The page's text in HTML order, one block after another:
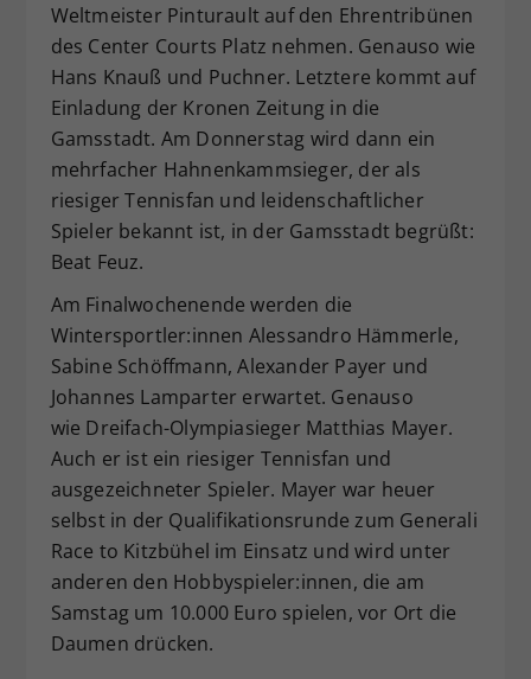
Weltmeister Pinturault auf den Ehrentribünen
des Center Courts Platz nehmen. Genauso wie
Hans Knauß und Puchner. Letztere kommt auf
Einladung der Kronen Zeitung in die
Gamsstadt. Am Donnerstag wird dann ein
mehrfacher Hahnenkammsieger, der als
riesiger Tennisfan und leidenschaftlicher
Spieler bekannt ist, in der Gamsstadt begrüßt:
Beat Feuz.
Am Finalwochenende werden die
Wintersportler:innen Alessandro Hämmerle,
Sabine Schöffmann, Alexander Payer und
Johannes Lamparter erwartet. Genauso
wie Dreifach-Olympiasieger Matthias Mayer.
Auch er ist ein riesiger Tennisfan und
ausgezeichneter Spieler. Mayer war heuer
selbst in der Qualifikationsrunde zum Generali
Race to Kitzbühel im Einsatz und wird unter
anderen den Hobbyspieler:innen, die am
Samstag um 10.000 Euro spielen, vor Ort die
Daumen drücken.